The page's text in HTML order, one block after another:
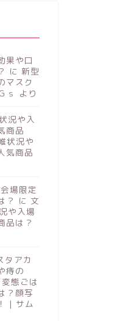
果や口
に 新型
マスク
ｓ
より
況や入
商品
状況や
気商品
場限定
？ に 文
や入場
品は？
タアカ
痔の
変態ごは
？顔写
| サム